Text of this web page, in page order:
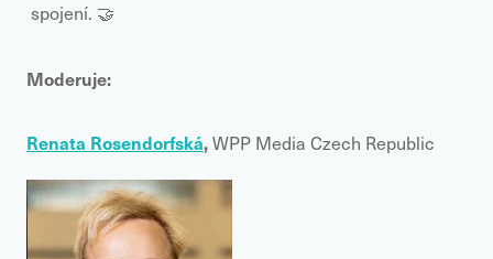
spojení. 🤝
Moderuje:
Renata Rosendorfská,WPP Media Czech Republic